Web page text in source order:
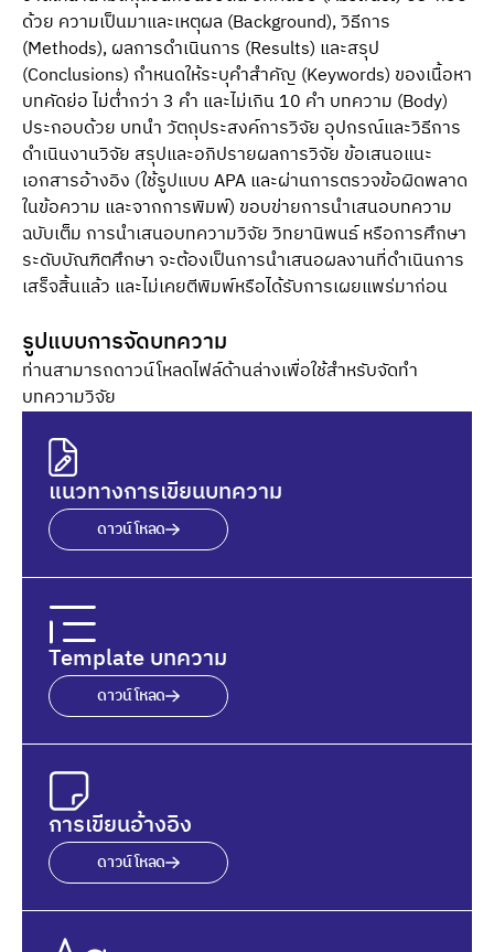
ด้วย ความเป็นมาและเหตุผล (Background), วิธีการ
(Methods), ผลการดำเนินการ (Results) และสรุป
(Conclusions) กำหนดให้ระบุคำสำคัญ (Keywords) ของเนื้อหา
บทคัดย่อ ไม่ต่ำกว่า 3 คำ และไม่เกิน 10 คำ บทความ (Body)
ประกอบด้วย บทนำ วัตถุประสงค์การวิจัย อุปกรณ์และวิธีการ
ดำเนินงานวิจัย สรุปและอภิปรายผลการวิจัย ข้อเสนอแนะ
เอกสารอ้างอิง (ใช้รูปแบบ APA และผ่านการตรวจข้อผิดพลาด
ในข้อความ และจากการพิมพ์) ขอบข่ายการนำเสนอบทความ
ฉบับเต็ม การนำเสนอบทความวิจัย วิทยานิพนธ์ หรือการศึกษา
ระดับบัณฑิตศึกษา จะต้องเป็นการนำเสนอผลงานที่ดำเนินการ
เสร็จสิ้นแล้ว และไม่เคยตีพิมพ์หรือได้รับการเผยแพร่มาก่อน
รูปแบบการจัดบทความ
ท่านสามารถดาวน์โหลดไฟล์ด้านล่างเพื่อใช้สำหรับจัดทำ
บทความวิจัย
แนวทางการเขียนบทความ
ดาวน์โหลด
Template บทความ
ดาวน์โหลด
การเขียนอ้างอิง
ดาวน์โหลด